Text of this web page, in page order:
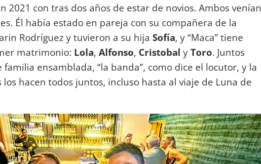
2021 con tras dos años de estar de novios. Ambos venían
Él había estado en pareja con su compañera de la
Rodríguez y tuvieron a su hija Sofía, y “Maca” tiene
matrimonio: Lola, Alfonso, Cristobal yToro. Juntos
ensamblada, “la banda”, como dice el locutor, y la
hacen todos juntos, incluso hasta al viaje de Luna de